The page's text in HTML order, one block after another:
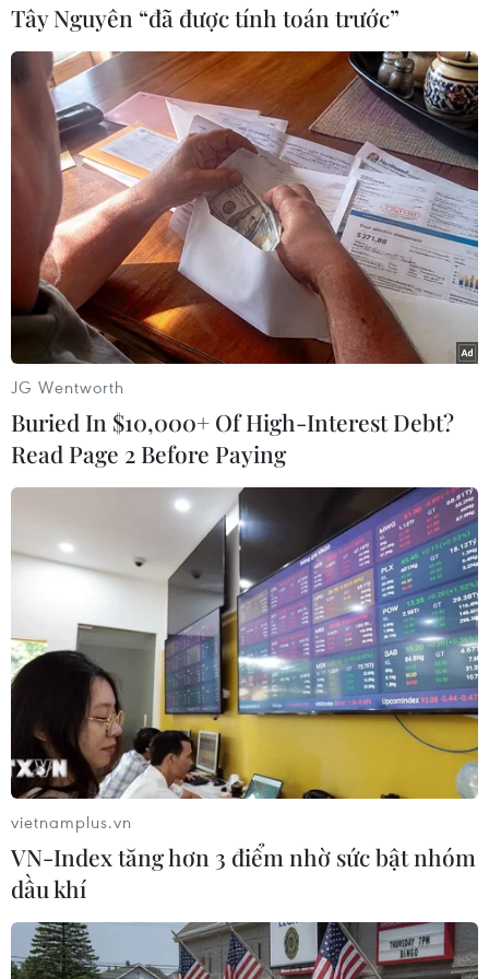
mới sáng tạo cấp địa phương với 49,37 điểm./.
Dương Linh
#Hà Nội đổi mới sáng tạo
#Chỉ số đổi mới sáng tạo cấp địa phương
#Ngày hội Đổi mới sáng tạo quốc gia 2025
Theo dõi VietnamPlus
TIN LIÊN QUAN
Tây Nguyên “đã được tính toán trước”
JG Wentworth
Buried In $10,000+ Of High-Interest Debt?
Read Page 2 Before Paying
vietnamplus.vn
VN-Index tăng hơn 3 điểm nhờ sức bật nhóm
dầu khí